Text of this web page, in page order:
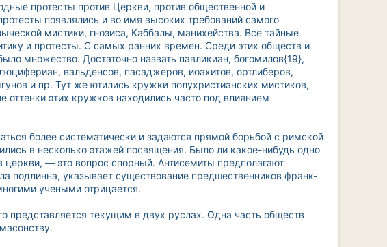
протесты против Церкви, против общественной и
появлялись и во имя высоких требований самого
мистики, гнозиса, Каббалы, манихейства. Все тайные
и протесты. С самых ранних времен. Среди этих обществ и
множество. Достаточно назвать павликиан, богомилов{19},
вальденсов, пасаджеров, иоахитов, ортлиберов,
и пр. Тут же ютились кружки полухристианских мистиков,
этих кружков находились часто под влиянием
более систематически и задаются прямой борьбой с римской
в несколько этажей посвящения. Было ли какое-нибудь одно
церкви, — это вопрос спорный. Антисемиты предполагают
подлинна, указывает существование предшественников франк-
учеными отрицается.
представляется текущим в двух руслах. Одна часть обществ